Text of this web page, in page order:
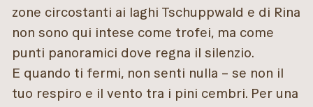
zone circostanti ai laghi Tschuppwald e di Rina
non sono qui intese come trofei, ma come
punti panoramici dove regna il silenzio.
E quando ti fermi, non senti nulla – se non il
tuo respiro e il vento tra i pini cembri. Per una